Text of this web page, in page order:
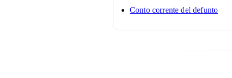
Conto corrente del defunto